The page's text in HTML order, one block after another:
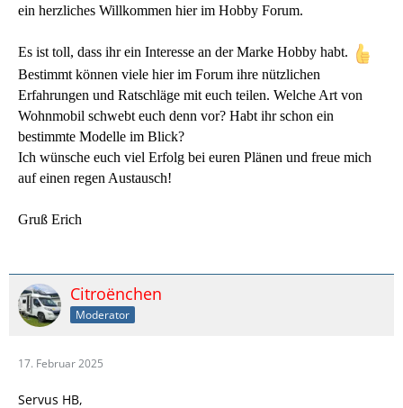
ein herzliches Willkommen hier im Hobby Forum.
Es ist toll, dass ihr ein Interesse an der Marke Hobby habt.
Bestimmt können viele hier im Forum ihre nützlichen
Erfahrungen und Ratschläge mit euch teilen. Welche Art von
Wohnmobil schwebt euch denn vor? Habt ihr schon ein
bestimmte Modelle im Blick?
Ich wünsche euch viel Erfolg bei euren Plänen und freue mich
auf einen regen Austausch!
Gruß Erich
Citroënchen
Moderator
17. Februar 2025
Servus HB,